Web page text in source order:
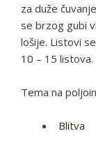
za duže
se brzog gubi
lošije. Listovi
10 – 15 listova.
Tema na
Blitva